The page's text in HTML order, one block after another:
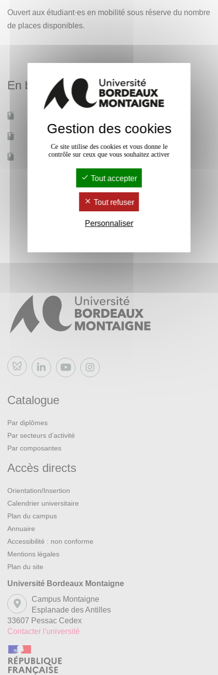
Ouvert aux étudiant·es en mobilité sous réserve du nombre
de places disponibles.
En bref
Effectif 13
Bluesky
Catalogue
Par diplômes
Par secteurs d’activité
Par composantes
Accès directs
Orientation/Insertion
Calendrier universitaire
Plan du campus
Annuaire
Accessibilité : non conforme
Mentions légales
Plan du site
Université Bordeaux Montaigne
Campus Montaigne
Esplanade des Antilles
33607 Pessac Cedex
Contacter l'université
Gestion des cookies
Ce site utilise des cookies et vous donne le
contrôle sur ceux que vous souhaitez activer
Tout accepter
Tout refuser
Personnaliser